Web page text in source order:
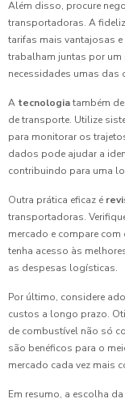
Além disso, procure
transportadoras. A
tarifas mais vantajosas
trabalham juntas por
necessidades umas
A tecnologiatambém
de transporte. Utilize
para monitorar os
dados pode ajudar a
contribuindo para uma
Outra prática eficaz é
transportadoras.
mercado e compare
tenha acesso às
as despesas logísticas.
Por último, considere
custos a longo prazo.
de combustível não só
são benéficos para o
mercado cada vez mais
Em resumo, a escolha